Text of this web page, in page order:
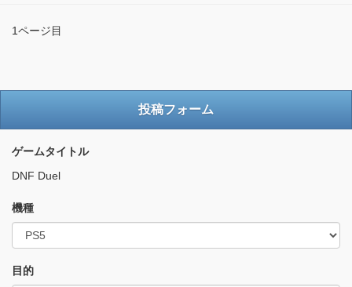
1ページ目
投稿フォーム
ゲームタイトル
DNF Duel
機種
目的